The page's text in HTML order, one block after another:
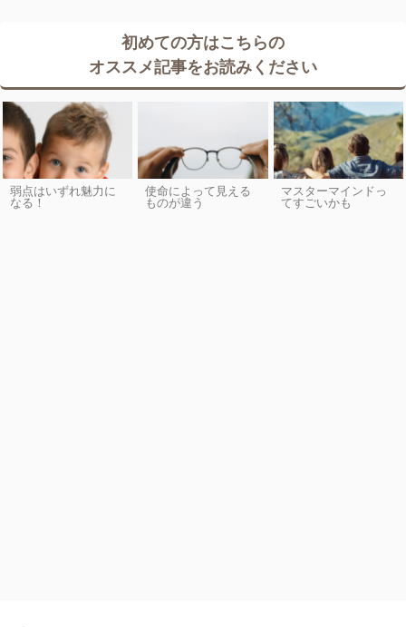
初めての方はこちらの
オススメ記事をお読みください
弱点はいずれ魅力に
なる！
使命によって見える
ものが違う
マスターマインドっ
てすごいかも